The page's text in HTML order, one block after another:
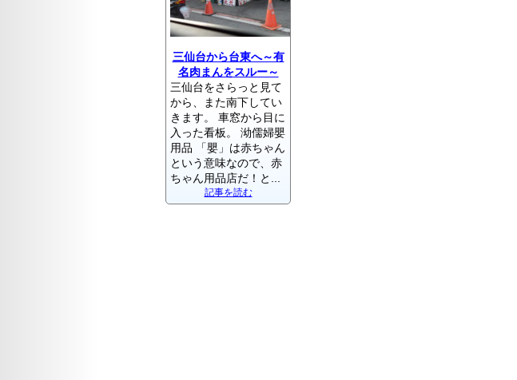
三仙台から台東へ～有
名肉まんをスルー～
三仙台をさらっと見て
から、また南下してい
きます。 車窓から目に
入った看板。 泑儒婦嬰
用品 「嬰」は赤ちゃん
という意味なので、赤
ちゃん用品店だ！と...
記事を読む